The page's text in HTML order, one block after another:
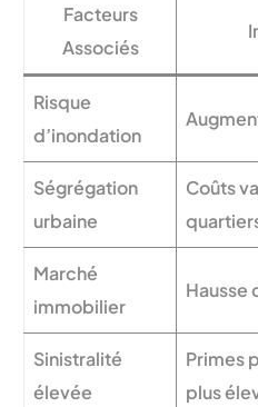
Facteurs
Associés
Risque
d’inondation
Ségrégation
urbaine
Coûts
Marché
immobilier
Hausse
Sinistralité
élevée
Primes
plus